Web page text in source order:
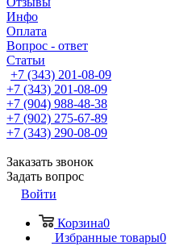
Инфо
Оплата
Вопрос - ответ
Статьи
+7 (343) 201-08-09
+7 (343) 201-08-09
+7 (904) 988-48-38
+7 (902) 275-67-89
+7 (343) 290-08-09
Заказать звонок
Задать вопрос
Войти
Корзина0
Избранные товары0